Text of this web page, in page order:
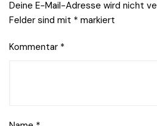
Deine E-Mail-Adresse wird nicht
Felder sind mit * markiert
Kommentar *